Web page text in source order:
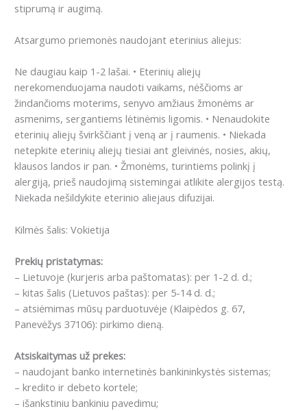
stiprumą ir augimą.
Atsargumo priemonės naudojant eterinius aliejus:
Ne daugiau kaip 1-2 lašai. • Eterinių aliejų
nerekomenduojama naudoti vaikams, nėščioms ar
žindančioms moterims, senyvo amžiaus žmonėms ar
asmenims, sergantiems lėtinėmis ligomis. • Nenaudokite
eterinių aliejų švirkščiant į veną ar į raumenis. • Niekada
netepkite eterinių aliejų tiesiai ant gleivinės, nosies, akių,
klausos landos ir pan. • Žmonėms, turintiems polinkį į
alergiją, prieš naudojimą sistemingai atlikite alergijos testą.
Niekada nešildykite eterinio aliejaus difuzijai.
Kilmės šalis: Vokietija
Prekių pristatymas:
– Lietuvoje (kurjeris arba paštomatas): per 1-2 d. d.;
– kitas šalis (Lietuvos paštas): per 5-14 d. d.;
– atsiėmimas mūsų parduotuvėje (Klaipėdos g. 67,
Panevėžys 37106): pirkimo dieną.
Atsiskaitymas už prekes:
– naudojant banko internetinės bankininkystės sistemas;
– kredito ir debeto kortele;
– išankstiniu bankiniu pavedimu;